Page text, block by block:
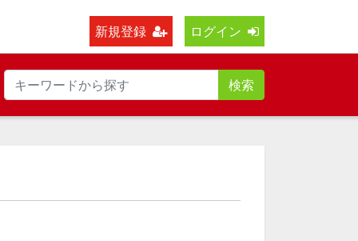
新規登録 ログイン
検索